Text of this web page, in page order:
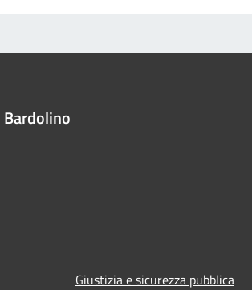
Bardolino
Giustizia e sicurezza pubblica